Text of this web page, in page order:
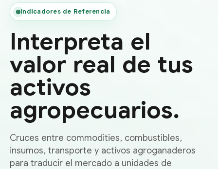
Indicadores de Referencia
Interpreta el
valor real de tus
activos
agropecuarios.
Cruces entre commodities, combustibles,
insumos, transporte y activos agroganaderos
para traducir el mercado a unidades de